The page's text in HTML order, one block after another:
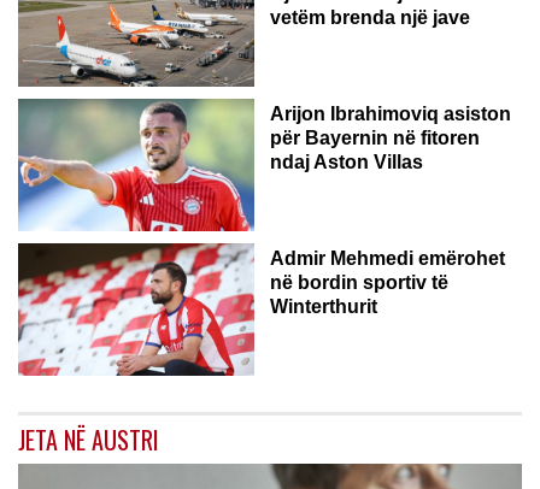
vetëm brenda një jave
Arijon Ibrahimoviq asiston
për Bayernin në fitoren
ndaj Aston Villas
ZVICËR
Admir Mehmedi emërohet
në bordin sportiv të
Winterthurit
JETA NË AUSTRI